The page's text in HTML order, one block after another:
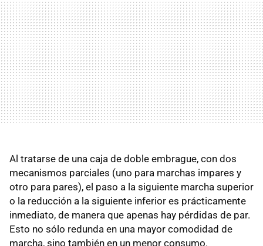
Al tratarse de una caja de doble embrague, con dos
mecanismos parciales (uno para marchas impares y
otro para pares), el paso a la siguiente marcha superior
o la reducción a la siguiente inferior es prácticamente
inmediato, de manera que apenas hay pérdidas de par.
Esto no sólo redunda en una mayor comodidad de
marcha, sino también en un menor consumo.